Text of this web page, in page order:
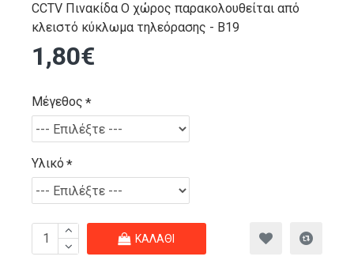
CCTV Πινακίδα Ο χώρος παρακολουθείται από
κλειστό κύκλωμα τηλεόρασης - B19
1,80€
Μέγεθος
Υλικό
ΚΑΛΆΘΙ